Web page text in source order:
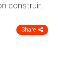
construir.
Share